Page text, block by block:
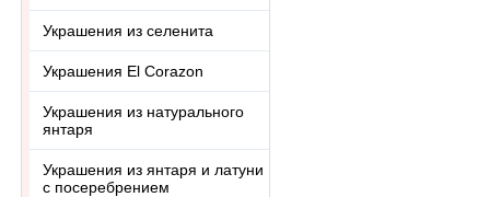
Украшения из селенита
Украшения El Corazon
Украшения из натурального
янтаря
Украшения из янтаря и латуни
с посеребрением